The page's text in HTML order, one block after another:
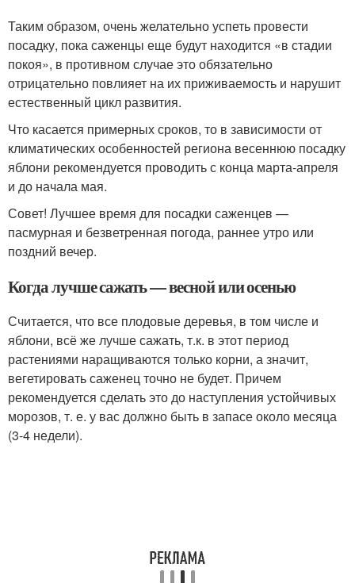
Таким образом, очень желательно успеть провести
посадку, пока саженцы еще будут находится «в стадии
покоя», в противном случае это обязательно
отрицательно повлияет на их приживаемость и нарушит
естественный цикл развития.
Что касается примерных сроков, то в зависимости от
климатических особенностей региона весеннюю посадку
яблони рекомендуется проводить с конца марта-апреля
и до начала мая.
Совет! Лучшее время для посадки саженцев —
пасмурная и безветренная погода, раннее утро или
поздний вечер.
Когда лучше сажать — весной или осенью
Считается, что все плодовые деревья, в том числе и
яблони, всё же лучше сажать, т.к. в этот период
растениями наращиваются только корни, а значит,
вегетировать саженец точно не будет. Причем
рекомендуется сделать это до наступления устойчивых
морозов, т. е. у вас должно быть в запасе около месяца
(3-4 недели).